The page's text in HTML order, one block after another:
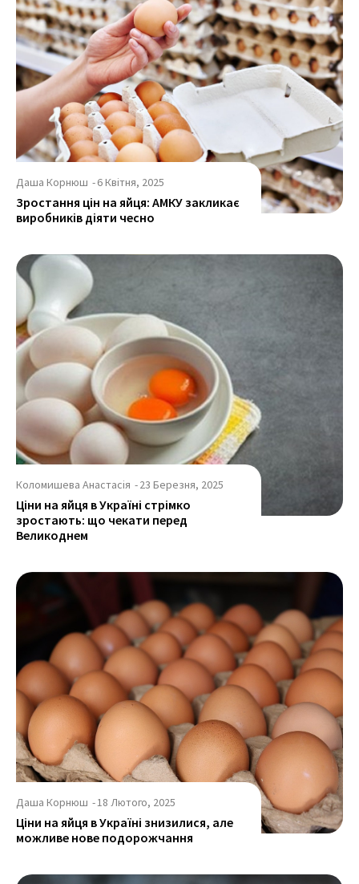
Даша Корнюш -6 Квітня, 2025
Зростання цін на яйця: АМКУ закликає
виробників діяти чесно
Коломишева Анастасія -23 Березня, 2025
Ціни на яйця в Україні стрімко
зростають: що чекати перед
Великоднем
Даша Корнюш -18 Лютого, 2025
Ціни на яйця в Україні знизилися, але
можливе нове подорожчання